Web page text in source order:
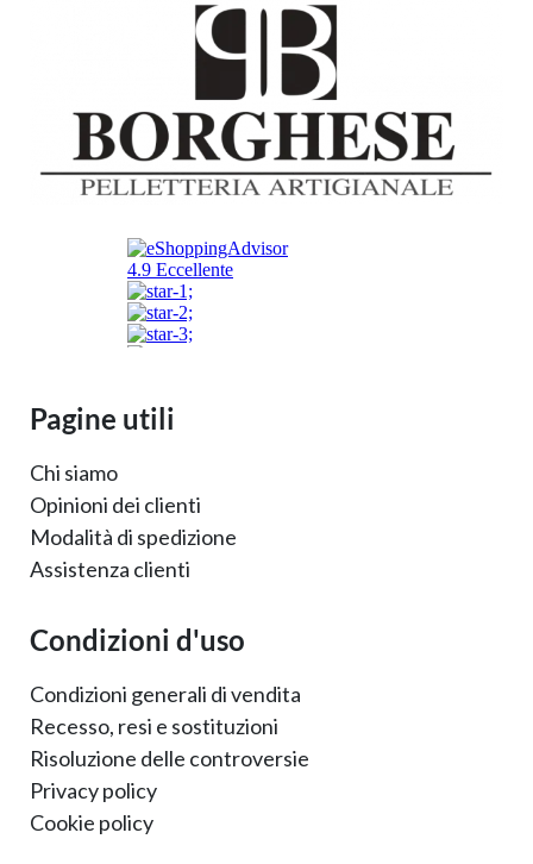
Pagine utili
Chi siamo
Opinioni dei clienti
Modalità di spedizione
Assistenza clienti
Condizioni d'uso
Condizioni generali di vendita
Recesso, resi e sostituzioni
Risoluzione delle controversie
Privacy policy
Cookie policy